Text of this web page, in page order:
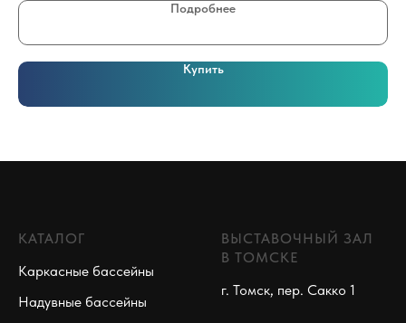
Подробнее
Купить
КАТАЛОГ
Каркасные бассейны
Надувные бассейны
ВЫСТАВОЧНЫЙ ЗАЛ
В ТОМСКЕ
г. Томск, пер. Сакко 1